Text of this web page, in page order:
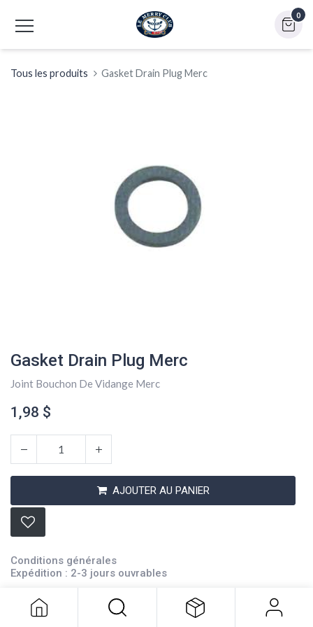
0
Tous les produits Gasket Drain Plug Merc
Gasket Drain Plug Merc
Joint Bouchon De Vidange Merc
1,98 $
AJOUTER AU PANIER
Conditions générales
Expédition : 2-3 jours ouvrables
1,98$